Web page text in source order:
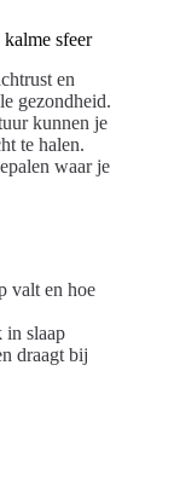
sfeer
en
gezondheid.
kunnen je
te halen.
waar je
valt en hoe
in slaap
draagt bij